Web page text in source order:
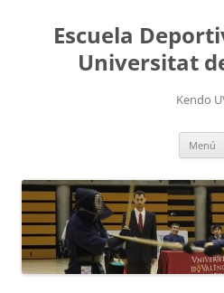
contenidoEscuela
Universitat
Kendo
Menú